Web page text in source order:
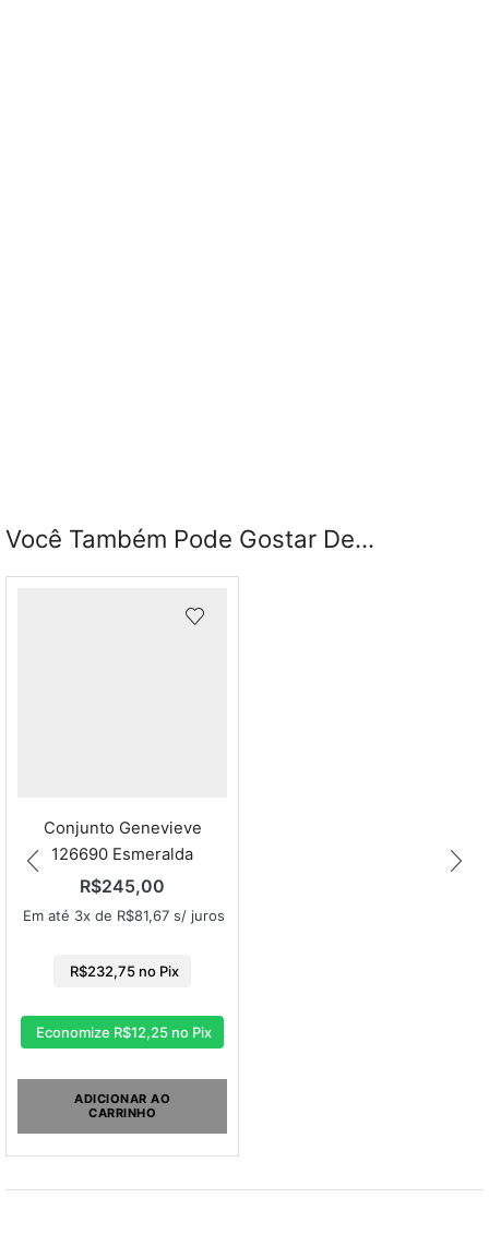
Você Também Pode Gostar De...
Conjunto Genevieve
126690 Esmeralda
R$245,00
Em até 3x de R$81,67 s/ juros
R$232,75 no Pix
Economize R$12,25 no Pix
ADICIONAR AO
CARRINHO